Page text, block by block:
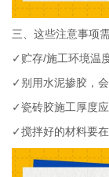
三、这些注意事项
✓贮存/施工环境温
✓别用水泥掺胶，
✓瓷砖胶施工厚度
✓搅拌好的材料要